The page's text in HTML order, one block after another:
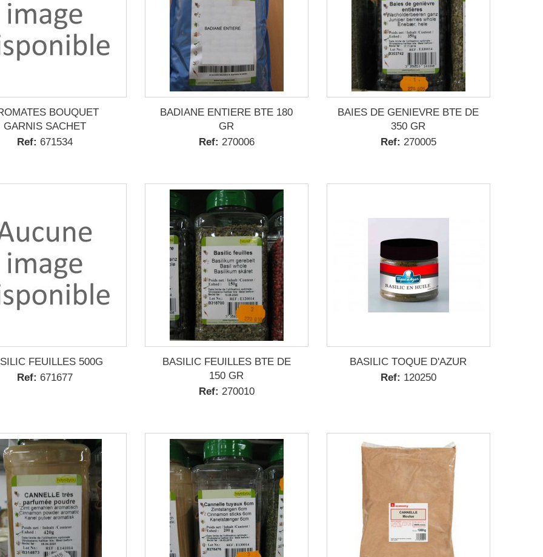
BOUQUET
GARNIS SACHET
Ref: 671534
BADIANE ENTIERE BTE 180
GR
Ref: 270006
BAIES DE GENIEVRE BTE DE
350 GR
Ref: 270005
FEUILLES 500G
Ref: 671677
BASILIC FEUILLES BTE DE
150 GR
Ref: 270010
BASILIC TOQUE D'AZUR
Ref: 120250